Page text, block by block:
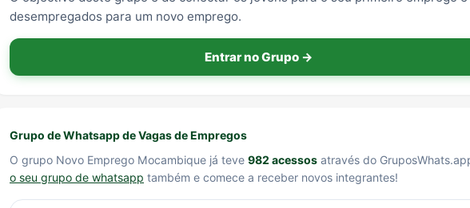
desempregados para um novo emprego.
Entrar no Grupo →
Grupo de Whatsapp de Vagas de Empregos
O grupo Novo Emprego Mocambique já teve 982 acessos através do
o seu grupo de whatsapp também e comece a receber novos integrantes!